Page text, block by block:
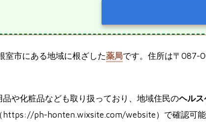
室市にある地域に根ざした薬局です。住所は〒087-
品や化粧品なども取り扱っており、地域住民のヘルス
https://ph-honten.wixsite.com/website）で確認可能